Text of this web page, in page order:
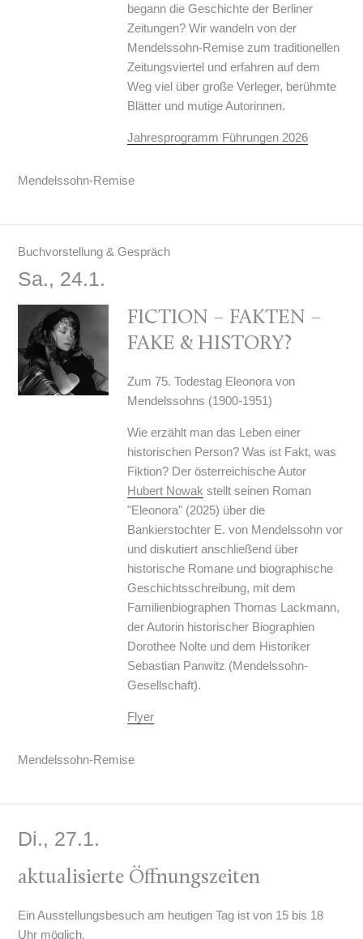
begann die Geschichte der Berliner
Zeitungen? Wir wandeln von der
Mendelssohn-Remise zum traditionellen
Zeitungsviertel und erfahren auf dem
Weg viel über große Verleger, berühmte
Blätter und mutige Autorinnen.
Jahresprogramm Führungen 2026
Mendelssohn-Remise
Buchvorstellung & Gespräch
Sa., 24.1.
FICTION – FAKTEN –
FAKE & HISTORY?
Zum 75. Todestag Eleonora von
Mendelssohns (1900-1951)
Wie erzählt man das Leben einer
historischen Person? Was ist Fakt, was
Fiktion? Der österreichische Autor
Hubert Nowak stellt seinen Roman
"Eleonora" (2025) über die
Bankierstochter E. von Mendelssohn vor
und diskutiert anschließend über
historische Romane und biographische
Geschichtsschreibung, mit dem
Familienbiographen Thomas Lackmann,
der Autorin historischer Biographien
Dorothee Nolte und dem Historiker
Sebastian Panwitz (Mendelssohn-
Gesellschaft).
Flyer
Mendelssohn-Remise
Di., 27.1.
aktualisierte Öffnungszeiten
Ein Ausstellungsbesuch am heutigen Tag ist von 15 bis 18
Uhr möglich.